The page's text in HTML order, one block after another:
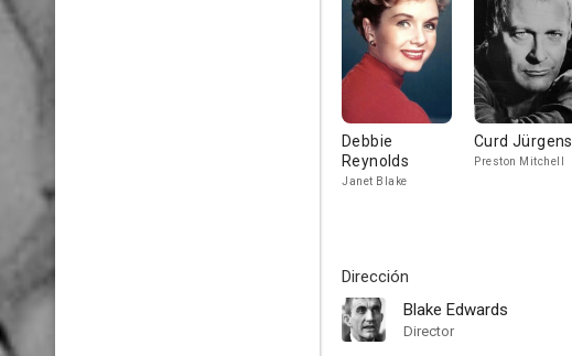
Debbie
Reynolds
Janet Blake
Curd Jürgens
Preston Mitchell
Dirección
Blake Edwards
Director